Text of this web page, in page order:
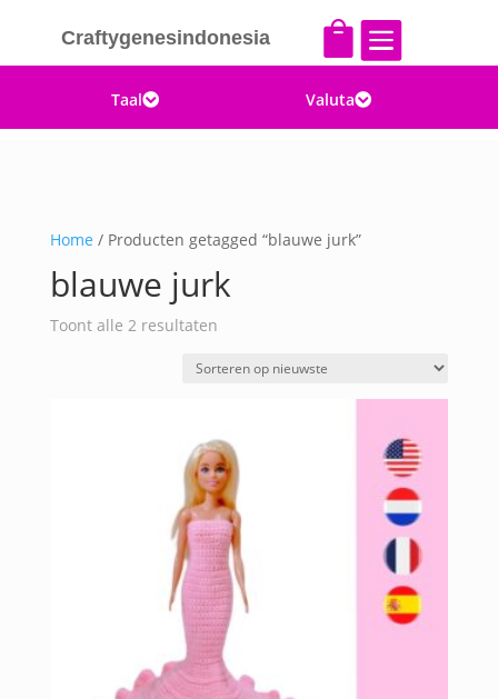
Craftygenesindonesia  
Taal Valuta
Home / Producten getagged “blauwe jurk”
blauwe jurk
Toont alle 2 resultatenGesorteerd
nieuwste